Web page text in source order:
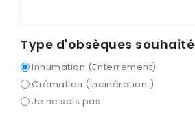
Type d'obsèques souhaité
Inhumation (Enterrement)
Crémation (Incinération )
Je ne sais pas